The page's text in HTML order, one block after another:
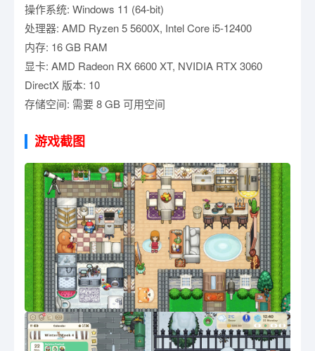
操作系统: Windows 11 (64-bit)
处理器: AMD Ryzen 5 5600X, Intel Core i5-12400
内存: 16 GB RAM
显卡: AMD Radeon RX 6600 XT, NVIDIA RTX 3060
DirectX 版本: 10
存储空间: 需要 8 GB 可用空间
游戏截图